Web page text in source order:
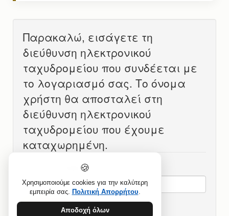
Παρακαλώ, εισάγετε τη
διεύθυνση ηλεκτρονικού
ταχυδρομείου που συνδέεται με
το λογαριασμό σας. Το όνομα
χρήστη θα αποσταλεί στη
διεύθυνση ηλεκτρονικού
ταχυδρομείου που έχουμε
καταχωρημένη.
Διεύθυνση Email*
ΥΠΟΒΟΛΉ
🍪
Χρησιμοποιούμε cookies για την καλύτερη
εμπειρία σας. Πολιτική Απορρήτου.
Αποδοχή όλων